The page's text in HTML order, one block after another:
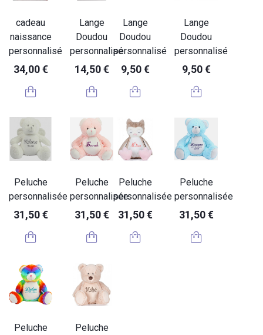
cadeau
naissance
personnalisé
34,00 €
Lange
Doudou
personnalisé
14,50 €
Lange
Doudou
personnalisé
9,50 €
Lange
Doudou
personnalisé
9,50 €
Peluche
personnalisée
31,50 €
Peluche
personnalisée
31,50 €
Peluche
personnalisée
31,50 €
Peluche
personnalisée
31,50 €
Peluche
Peluche